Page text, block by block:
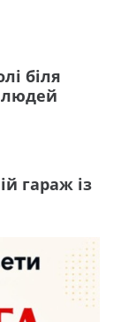
біля
людей
гараж із